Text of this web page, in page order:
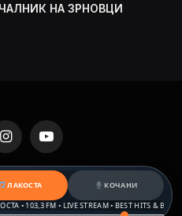
НА ЗРНОВЦИ
InstagramYouTube
Designed by MKNET.
ЛАКОСТА
КОЧАНИ
FM • LIVE STREAM • BEST HITS & BALKAN